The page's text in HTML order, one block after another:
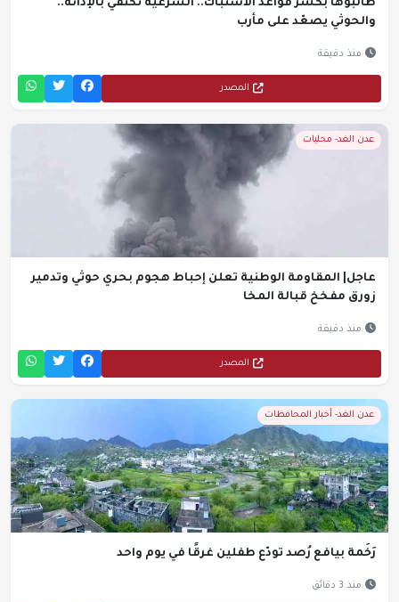
طالبوها بكسر قواعد الاشتباك.. الشرعية تكتفي بالإدانة..
والحوثي يصعّد على مأرب
منذ دقيقة
المصدر
عدن الغد- محليات
عاجل| المقاومة الوطنية تعلن إحباط هجوم بحري حوثي وتدمير
زورق مفخخ قبالة المخا
منذ دقيقة
المصدر
عدن الغد- أخبار المحافظات
رَخَمة بيافع رُصد تودّع طفلين غرقًا في يوم واحد
منذ 3 دقائق